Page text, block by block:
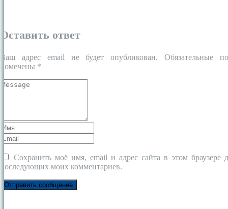
Оставить ответ
Ваш адрес email не будет опубликован. Обязательные
помечены *
Сохранить моё имя, email и адрес сайта в этом браузере
последующих моих комментариев.
Главная